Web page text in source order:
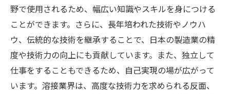
野で使用されるため、幅広い知識やスキルを身につける
ことができます。さらに、長年培われた技術やノウハ
ウ、伝統的な技術を継承することで、日本の製造業の精
度や技術力の向上にも貢献しています。また、独立して
仕事をすることもできるため、自己実現の場が広がって
います。溶接業界は、高度な技術力を求められる反面、